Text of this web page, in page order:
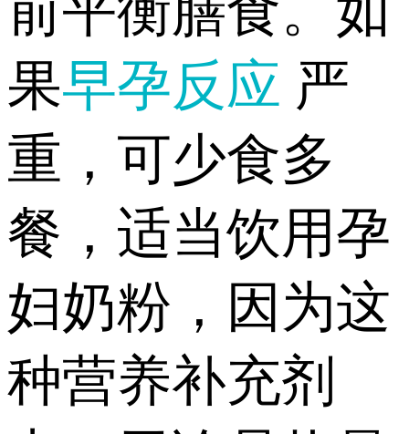
果早孕反应 严
重，可少食多
餐，适当饮用孕
妇奶粉，因为这
种营养补充剂